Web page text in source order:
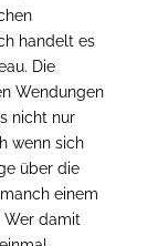
handelt es
Die
Wendungen
nicht nur
wenn sich
über die
einem
Wer damit